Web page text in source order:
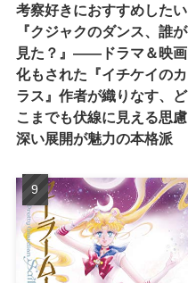
考察好きにおすすめしたい
『クジャクのダンス、誰が
見た？』――ドラマ＆映画
化もされた『イチケイのカ
ラス』作者が織りなす、ど
こまでも伏線に見える思慮
深い展開が魅力の本格派